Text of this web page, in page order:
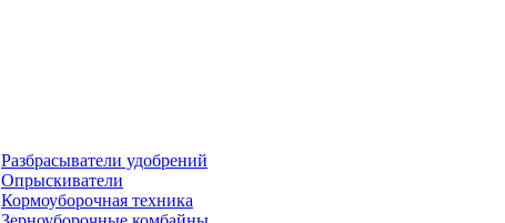
Разбрасыватели удобрений
Опрыскиватели
Кормоуборочная техника